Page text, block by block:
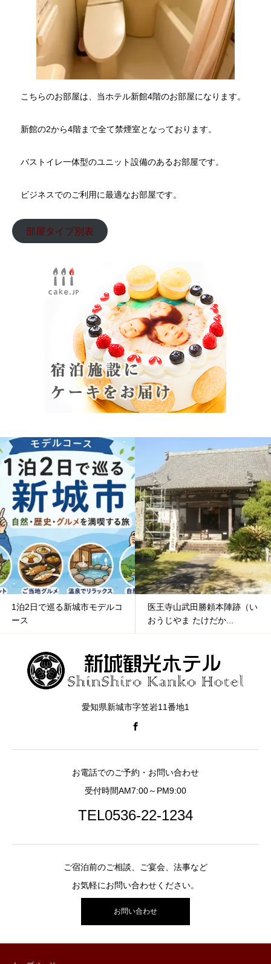
こちらのお部屋は、当ホテル新館4階のお部屋になります。
新館の2から4階まで全て禁煙室となっております。
バストイレ一体型のユニット設備のあるお部屋です。
ビジネスでのご利用に最適なお部屋です。
部屋タイプ別表
1泊2日で巡る新城市モデルコ
ース
医王寺山武田勝頼本陣跡（い
おうじやま たけだか...
愛知県新城市字笠岩11番地1
お電話でのご予約・お問い合わせ
受付時間AM7:00～PM9:00
TEL0536-22-1234
ご宿泊前のご相談、ご宴会、法事など
お気軽にお問い合わせください。
お問い合わせ